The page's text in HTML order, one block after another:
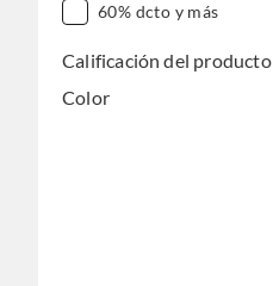
60% dcto y más
Calificación del producto
Color